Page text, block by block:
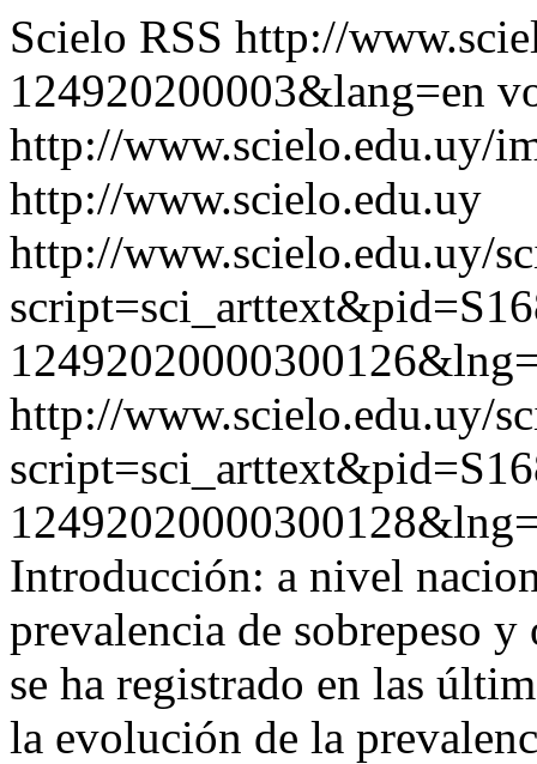
Scielo RSS http://
124920200003&lang=en
http://www.scielo.edu.uy/
http://www.scielo.edu.uy
http://www.scielo.edu.uy/
http://www.scielo.edu.uy/
Introducción: a nivel
prevalencia de sobrepeso
se ha registrado en las
la evolución de la